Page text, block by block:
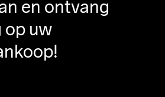
Temp
machine op 40
graden.
en ontvang
op uw